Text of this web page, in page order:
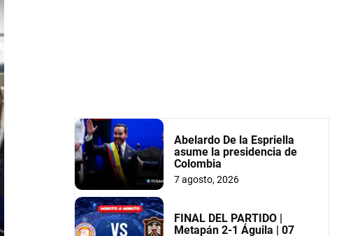
Abelardo De la Espriella
asume la presidencia de
Colombia
7 agosto, 2026
FINAL DEL PARTIDO |
Metapán 2-1 Águila | 07